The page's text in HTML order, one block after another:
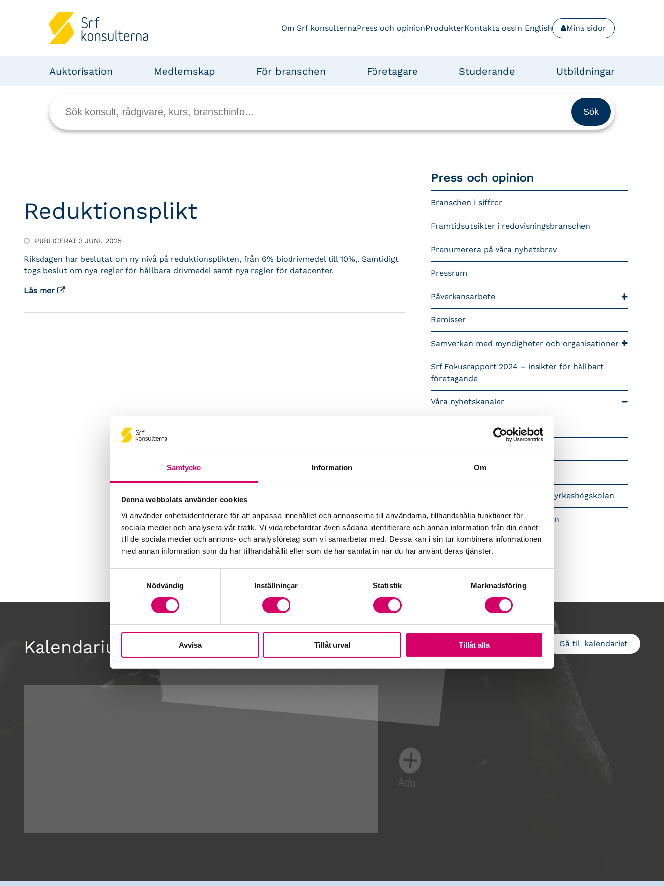
Samtycke Information Om
Denna webbplats använder cookies
Vi använder enhetsidentifierare för att anpassa innehållet och annonserna till användarna, tillhandahålla funktioner för
sociala medier och analysera vår trafik. Vi vidarebefordrar även sådana identifierare och annan information från din enhet
till de sociala medier och annons- och analysföretag som vi samarbetar med. Dessa kan i sin tur kombinera informationen
med annan information som du har tillhandahållit eller som de har samlat in när du har använt deras tjänster.
Nödvändig
Inställningar Statistik Marknadsföring
Avvisa Tillåt urval Tillåt alla
Om Srf konsulternaPress och opinionProdukterKontakta ossIn English Mina sidor
Auktorisation Medlemskap För branschen Företagare Studerande Utbildningar
Reduktionsplikt
PUBLICERAT 3 JUNI, 2025
Riksdagen har beslutat om ny nivå på reduktionsplikten, från 6% biodrivmedel till 10%,. Samtidigt
togs beslut om nya regler för hållbara drivmedel samt nya regler för datacenter.
Läs mer
Press och opinion
Branschen i siffror
Framtidsutsikter i redovisningsbranschen
Prenumerera på våra nyhetsbrev
Pressrum
Påverkansarbete
Remisser
Samverkan med myndigheter och organisationer
Srf Fokusrapport 2024 – insikter för hållbart
företagande
Våra nyhetskanaler
Tidningen Konsulten
Följ oss i sociala medier
Öppet brev till Myndigheten för yrkeshögskolan
Framtidsutsikter i lönebranschen
Kalendarium Gå till kalendariet
Lägg till i kalender